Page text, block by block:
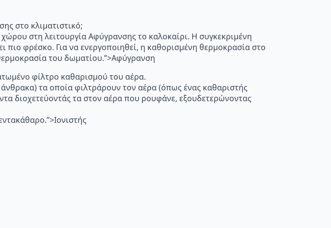
στο κλιματιστικό;
στη λειτουργία Αφύγρανσης το καλοκαίρι. Η συγκεκριμένη
πιο φρέσκο. Για να ενεργοποιηθεί, η καθορισμένη θερμοκρασία στο
του δωματίου.”>Αφύγρανση
φίλτρο καθαρισμού του αέρα.
τα οποία φιλτράρουν τον αέρα (όπως ένας καθαριστής
διοχετεύοντάς τα στον αέρα που ρουφάνε, εξουδετερώνοντας